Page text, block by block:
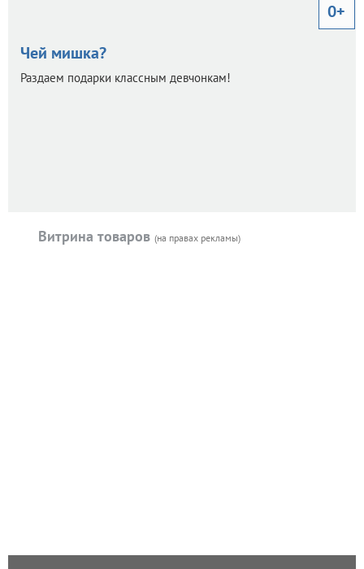
0+
Чей мишка?
Раздаем подарки классным девчонкам!
Витрина товаров (на правах рекламы)